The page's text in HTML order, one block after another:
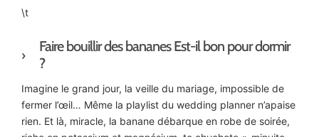
\t
Faire bouillir des bananes Est-il bon pour dormir
?
Imagine le grand jour, la veille du mariage, impossible de
fermer l’œil… Même la playlist du wedding planner n’apaise
rien. Et là, miracle, la banane débarque en robe de soirée,